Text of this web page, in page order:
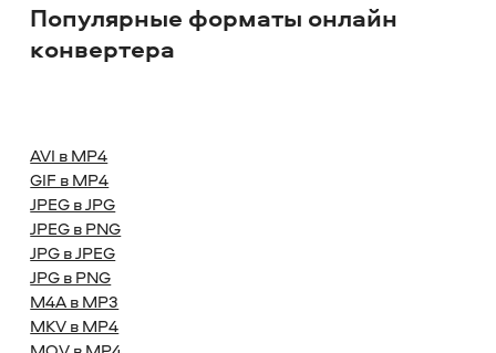
Популярные форматы онлайн
конвертера
AVI в MP4
GIF в MP4
JPEG в JPG
JPEG в PNG
JPG в JPEG
JPG в PNG
M4A в MP3
MKV в MP4